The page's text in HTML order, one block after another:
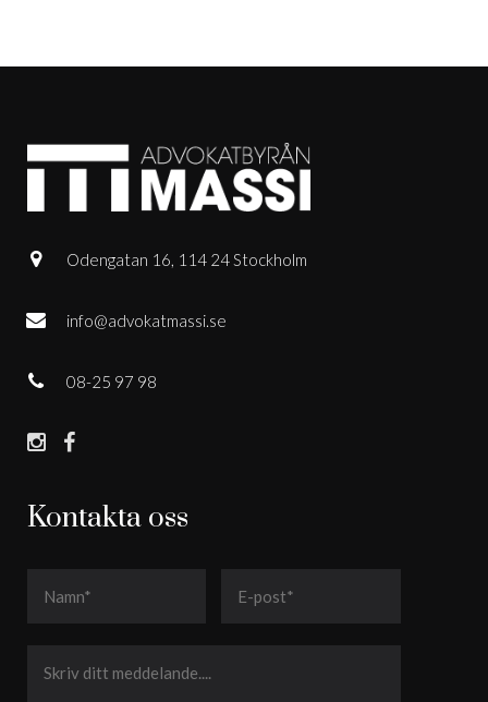
Kontakta oss
Odengatan 16, 114 24 Stockholm
info@advokatmassi.se
08-25 97 98